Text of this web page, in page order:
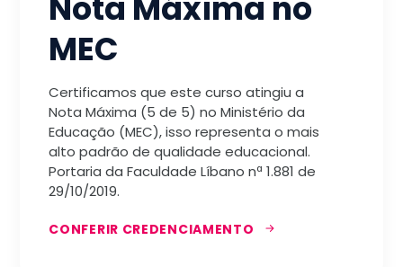
MEC
Certificamos que este curso atingiu a
Nota Máxima (5 de 5) no Ministério da
Educação (MEC), isso representa o mais
alto padrão de qualidade educacional.
Portaria da Faculdade Líbano nª 1.881 de
29/10/2019.
CONFERIR CREDENCIAMENTO